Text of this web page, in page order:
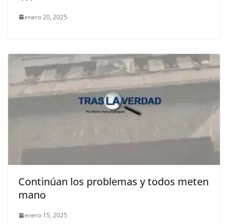
enero 20, 2025
Continúan los problemas y todos meten
mano
enero 15, 2025